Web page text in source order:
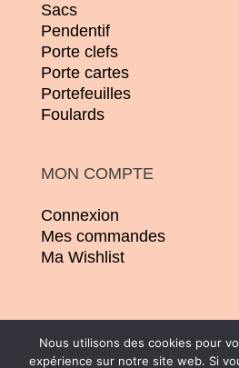
Sacs
Pendentif
Porte clefs
Porte cartes
Portefeuilles
Foulards
MON COMPTE
Connexion
Mes commandes
Ma Wishlist
Nous utilisons des cookies pour
expérience sur notre site web. Si